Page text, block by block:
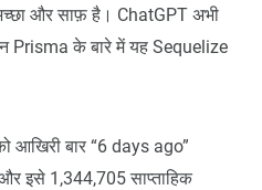
और साफ़ है। ChatGPT अभी
Prisma के बारे में यह Sequelize
आखिरी बार “6 days ago”
इसे 1,344,705 साप्ताहिक